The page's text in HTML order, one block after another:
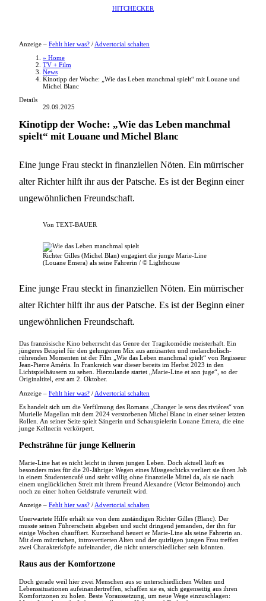
HITCHECKER
Anzeige – Fehlt hier was? / Advertorial schalten
» Home
TV + Film
News
Kinotipp der Woche: „Wie das Leben manchmal spielt“ mit Louane und
Michel Blanc
Details
29.09.2025
Kinotipp der Woche: „Wie das Leben manchmal
spielt“ mit Louane und Michel Blanc
Eine junge Frau steckt in finanziellen Nöten. Ein mürrischer
alter Richter hilft ihr aus der Patsche. Es ist der Beginn einer
ungewöhnlichen Freundschaft.
Von TEXT-BAUER
Richter Gilles (Michel Blan) engagiert die junge Marie-Line
(Louane Emera) als seine Fahrerin / © Lighthouse
Eine junge Frau steckt in finanziellen Nöten. Ein mürrischer
alter Richter hilft ihr aus der Patsche. Es ist der Beginn einer
ungewöhnlichen Freundschaft.
Das französische Kino beherrscht das Genre der Tragikomödie meisterhaft. Ein
jüngeres Beispiel für den gelungenen Mix aus amüsanten und melancholisch-
rührenden Momenten ist der Film „Wie das Leben manchmal spielt“ von Regisseur
Jean-Pierre Améris. In Frankreich war dieser bereits im Herbst 2023 in den
Lichtspielhäusern zu sehen. Hierzulande startet „Marie-Line et son juge“, so der
Originaltitel, erst am 2. Oktober.
Anzeige – Fehlt hier was? / Advertorial schalten
Es handelt sich um die Verfilmung des Romans „Changer le sens des rivières“ von
Murielle Magellan mit dem 2024 verstorbenen Michel Blanc in einer seiner letzten
Rollen. An seiner Seite spielt Sängerin und Schauspielerin Louane Emera, die eine
junge Kellnerin verkörpert.
Pechsträhne für junge Kellnerin
Marie-Line hat es nicht leicht in ihrem jungen Leben. Doch aktuell läuft es
besonders mies für die 20-Jährige: Wegen eines Missgeschicks verliert sie ihren Job
in einem Studentencafé und steht völlig ohne finanzielle Mittel da, als sie nach
einem unglücklichen Streit mit ihrem Freund Alexandre (Victor Belmondo) auch
noch zu einer hohen Geldstrafe verurteilt wird.
Anzeige – Fehlt hier was? / Advertorial schalten
Unerwartete Hilfe erhält sie von dem zuständigen Richter Gilles (Blanc). Der
musste seinen Führerschein abgeben und sucht dringend jemanden, der ihn für
einige Wochen chauffiert. Kurzerhand heuert er Marie-Line als seine Fahrerin an.
Mit dem mürrischen, introvertierten Alten und der quirligen jungen Frau treffen
zwei Charakterköpfe aufeinander, die nicht unterschiedlicher sein könnten.
Raus aus der Komfortzone
Doch gerade weil hier zwei Menschen aus so unterschiedlichen Welten und
Lebenssituationen aufeinandertreffen, schaffen sie es, sich gegenseitig aus ihren
Komfortzonen zu holen. Beste Voraussetzung, um neue Wege einzuschlagen: